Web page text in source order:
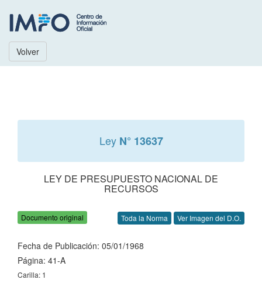
Volver
Ley N° 13637
LEY DE PRESUPUESTO NACIONAL DE
RECURSOS
Documento original Toda la Norma Ver Imagen del D.O.
Fecha de Publicación: 05/01/1968
Página: 41-A
Carilla: 1